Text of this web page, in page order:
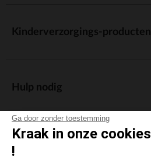
Ga door zonder toestemming
Kraak in onze cookies
!
Kinderverzorgings-producten
Hulp nodig